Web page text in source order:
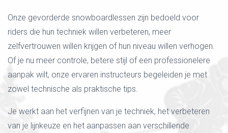
Onze gevorderde snowboardlessen zijn bedoeld voor
riders die hun techniek willen verbeteren, meer
zelfvertrouwen willen krijgen of hun niveau willen verhogen.
Of je nu meer controle, betere stijl of een professionelere
aanpak wilt, onze ervaren instructeurs begeleiden je met
zowel technische als praktische tips.
Je werkt aan het verfijnen van je techniek, het verbeteren
van je lijnkeuze en het aanpassen aan verschillende